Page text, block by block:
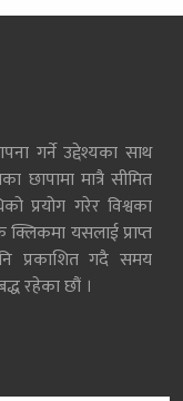
गर्ने उद्देश्यका साथ
छापामा मात्रै सीमित
प्रयोग गरेर विश्वका
यसलाई प्राप्त
प्रकाशित गदै समय
रहेका छौं ।